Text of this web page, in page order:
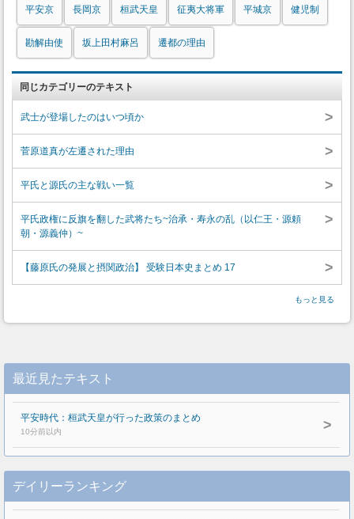
平安京 長岡京 桓武天皇 征夷大将軍 平城京 健児制
勘解由使 坂上田村麻呂 遷都の理由
同じカテゴリーのテキスト
武士が登場したのはいつ頃か >
菅原道真が左遷された理由 >
平氏と源氏の主な戦い一覧 >
平氏政権に反旗を翻した武将たち~治承・寿永の乱（以仁王・源頼
朝・源義仲）~
>
【藤原氏の発展と摂関政治】 受験日本史まとめ 17 >
もっと見る
最近見たテキスト
平安時代：桓武天皇が行った政策のまとめ
10分前以内 >
デイリーランキング